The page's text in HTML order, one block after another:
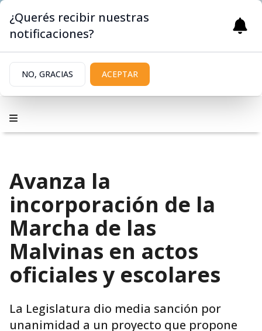
Avanza la
incorporación de la
Marcha de las
Malvinas en actos
oficiales y escolares
La Legislatura dio media sanción por
unanimidad a un proyecto que propone
¿Querés recibir nuestras
notificaciones?
NO, GRACIAS ACEPTAR